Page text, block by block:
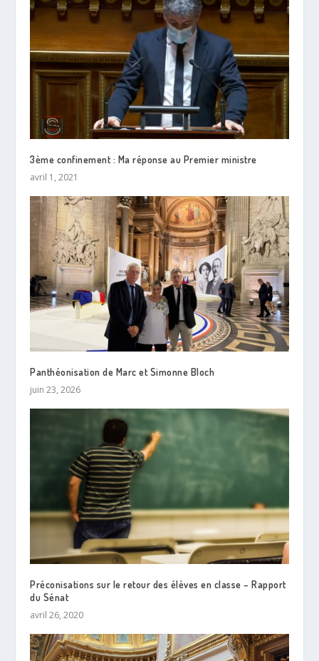
3ème confinement : Ma réponse au Premier ministre
avril 1, 2021
Panthéonisation de Marc et Simonne Bloch
juin 23, 2026
Préconisations sur le retour des élèves en classe – Rapport
du Sénat
avril 26, 2020